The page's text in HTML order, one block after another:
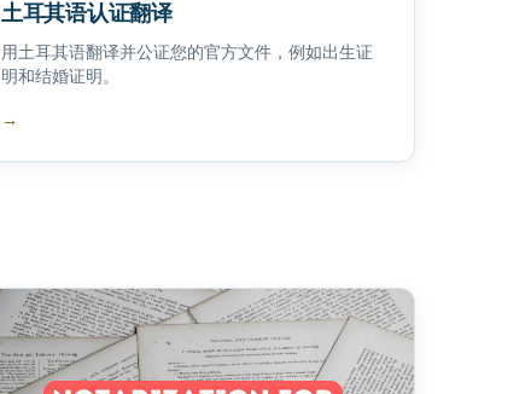
土耳其语认证翻译
用土耳其语翻译并公证您的官方文件，例如出生证
明和结婚证明。
→